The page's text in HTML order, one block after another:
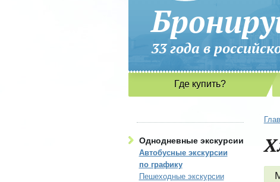
33 года в
Где купить?
Однодневные экскурсии
Автобусные экскурсии
по графику
Пешеходные экскурсии